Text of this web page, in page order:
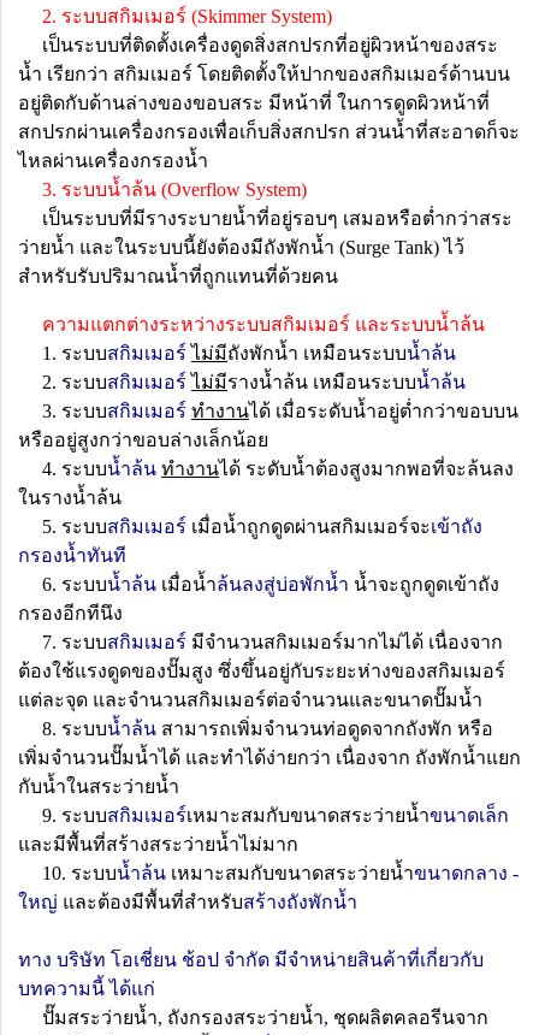
2. ระบบสกิมเมอร์ (Skimmer System)
เป็นระบบที่ติดตั้งเครื่องดูดสิ่งสกปรกที่อยู่ผิวหน้าของสระ
น้ำ เรียกว่า สกิมเมอร์ โดยติดตั้งให้ปากของสกิมเมอร์ด้านบน
อยู่ติดกับด้านล่างของขอบสระ มีหน้าที่ ในการดูดผิวหน้าที่
สกปรกผ่านเครื่องกรองเพื่อเก็บสิ่งสกปรก ส่วนน้ำที่สะอาดก็จะ
ไหลผ่านเครื่องกรองน้ำ
3. ระบบน้ำล้น (Overflow System)
เป็นระบบที่มีรางระบายน้ำที่อยู่รอบๆ เสมอหรือต่ำกว่าสระ
ว่ายน้ำ และในระบบนี้ยังต้องมีถังพักน้ำ (Surge Tank) ไว้
สำหรับรับปริมาณน้ำที่ถูกแทนที่ด้วยคน
ความแตกต่างระหว่างระบบสกิมเมอร์ และระบบน้ำล้น
1. ระบบสกิมเมอร์ ไม่มีถังพักน้ำ เหมือนระบบน้ำล้น
2. ระบบสกิมเมอร์ ไม่มีรางน้ำล้น เหมือนระบบน้ำล้น
3. ระบบสกิมเมอร์ ทำงานได้ เมื่อระดับน้ำอยู่ต่ำกว่าขอบบน
หรืออยู่สูงกว่าขอบล่างเล็กน้อย
4. ระบบน้ำล้น ทำงานได้ ระดับน้ำต้องสูงมากพอที่จะล้นลง
ในรางน้ำล้น
5. ระบบสกิมเมอร์ เมื่อน้ำถูกดูดผ่านสกิมเมอร์จะเข้าถัง
กรองน้ำทันที
6. ระบบน้ำล้น เมื่อน้ำล้นลงสู่บ่อพักน้ำ น้ำจะถูกดูดเข้าถัง
กรองอีกทีนึง
7. ระบบสกิมเมอร์ มีจำนวนสกิมเมอร์มากไม่ได้ เนื่องจาก
ต้องใช้แรงดูดของปั๊มสูง ซึ่งขึ้นอยู่กับระยะห่างของสกิมเมอร์
แต่ละจุด และจำนวนสกิมเมอร์ต่อจำนวนและขนาดปั๊มน้ำ
8. ระบบน้ำล้น สามารถเพิ่มจำนวนท่อดูดจากถังพัก หรือ
เพิ่มจำนวนปั๊มน้ำได้ และทำได้ง่ายกว่า เนื่องจาก ถังพักน้ำแยก
กับน้ำในสระว่ายน้ำ
9. ระบบสกิมเมอร์เหมาะสมกับขนาดสระว่ายน้ำขนาดเล็ก
และมีพื้นที่สร้างสระว่ายน้ำไม่มาก
10. ระบบน้ำล้น เหมาะสมกับขนาดสระว่ายน้ำขนาดกลาง -
ใหญ่ และต้องมีพื้นที่สำหรับสร้างถังพักน้ำ
ทาง บริษัท โอเชี่ยน ช้อป จำกัด มีจำหน่ายสินค้าที่เกี่ยวกับ
บทความนี้ ได้แก่
ปั๊มสระว่ายน้ำ, ถังกรองสระว่ายน้ำ, ชุดผลิตคลอรีนจาก